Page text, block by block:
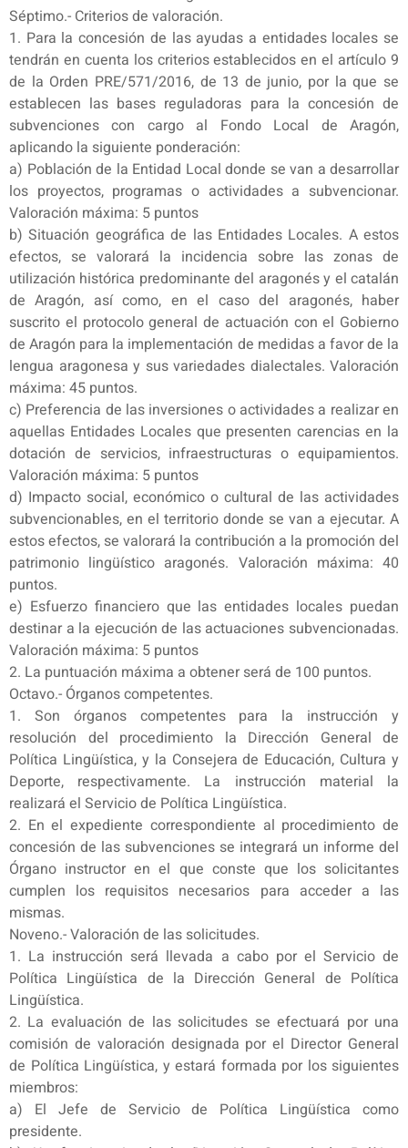
Séptimo.- Criterios de valoración.
1. Para la concesión de las ayudas a entidades locales se
tendrán en cuenta los criterios establecidos en el artículo 9
de la Orden PRE/571/2016, de 13 de junio, por la que se
establecen las bases reguladoras para la concesión de
subvenciones con cargo al Fondo Local de Aragón,
aplicando la siguiente ponderación:
a) Población de la Entidad Local donde se van a desarrollar
los proyectos, programas o actividades a subvencionar.
Valoración máxima: 5 puntos
b) Situación geográfica de las Entidades Locales. A estos
efectos, se valorará la incidencia sobre las zonas de
utilización histórica predominante del aragonés y el catalán
de Aragón, así como, en el caso del aragonés, haber
suscrito el protocolo general de actuación con el Gobierno
de Aragón para la implementación de medidas a favor de la
lengua aragonesa y sus variedades dialectales. Valoración
máxima: 45 puntos.
c) Preferencia de las inversiones o actividades a realizar en
aquellas Entidades Locales que presenten carencias en la
dotación de servicios, infraestructuras o equipamientos.
Valoración máxima: 5 puntos
d) Impacto social, económico o cultural de las actividades
subvencionables, en el territorio donde se van a ejecutar. A
estos efectos, se valorará la contribución a la promoción del
patrimonio lingüístico aragonés. Valoración máxima: 40
puntos.
e) Esfuerzo financiero que las entidades locales puedan
destinar a la ejecución de las actuaciones subvencionadas.
Valoración máxima: 5 puntos
2. La puntuación máxima a obtener será de 100 puntos.
Octavo.- Órganos competentes.
1. Son órganos competentes para la instrucción y
resolución del procedimiento la Dirección General de
Política Lingüística, y la Consejera de Educación, Cultura y
Deporte, respectivamente. La instrucción material la
realizará el Servicio de Política Lingüística.
2. En el expediente correspondiente al procedimiento de
concesión de las subvenciones se integrará un informe del
Órgano instructor en el que conste que los solicitantes
cumplen los requisitos necesarios para acceder a las
mismas.
Noveno.- Valoración de las solicitudes.
1. La instrucción será llevada a cabo por el Servicio de
Política Lingüística de la Dirección General de Política
Lingüística.
2. La evaluación de las solicitudes se efectuará por una
comisión de valoración designada por el Director General
de Política Lingüística, y estará formada por los siguientes
miembros:
a) El Jefe de Servicio de Política Lingüística como
presidente.